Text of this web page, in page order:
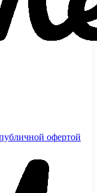
офертой